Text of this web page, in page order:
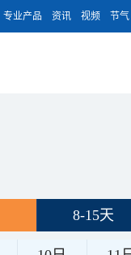
专业产品 资讯 视频 节气
8-15天